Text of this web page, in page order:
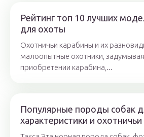
Рейтинг топ 10 лучших
для охоты
Охотничьи карабины и их
малоопытные охотники,
приобретении карабина,...
Популярные породы собак
характеристики и